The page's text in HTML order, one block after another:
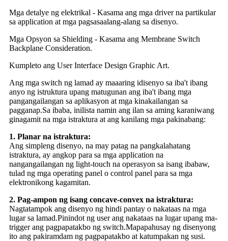
Mga detalye ng elektrikal - Kasama ang mga driver na partikular
sa application at mga pagsasaalang-alang sa disenyo.
Mga Opsyon sa Shielding - Kasama ang Membrane Switch
Backplane Consideration.
Kumpleto ang User Interface Design Graphic Art.
Ang mga switch ng lamad ay maaaring idisenyo sa iba't ibang
anyo ng istruktura upang matugunan ang iba't ibang mga
pangangailangan sa aplikasyon at mga kinakailangan sa
pagganap.Sa ibaba, inilista namin ang ilan sa aming karaniwang
ginagamit na mga istraktura at ang kanilang mga pakinabang:
1. Planar na istraktura:
Ang simpleng disenyo, na may patag na pangkalahatang
istraktura, ay angkop para sa mga application na
nangangailangan ng light-touch na operasyon sa isang ibabaw,
tulad ng mga operating panel o control panel para sa mga
elektronikong kagamitan.
2. Pag-ampon ng isang concave-convex na istraktura:
Nagtatampok ang disenyo ng hindi pantay o nakataas na mga
lugar sa lamad.Pinindot ng user ang nakataas na lugar upang ma-
trigger ang pagpapatakbo ng switch.Mapapahusay ng disenyong
ito ang pakiramdam ng pagpapatakbo at katumpakan ng susi.